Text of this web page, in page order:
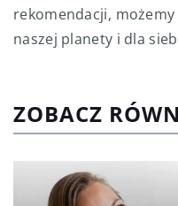
rekomendacji,
naszej planety i dla
ZOBACZ